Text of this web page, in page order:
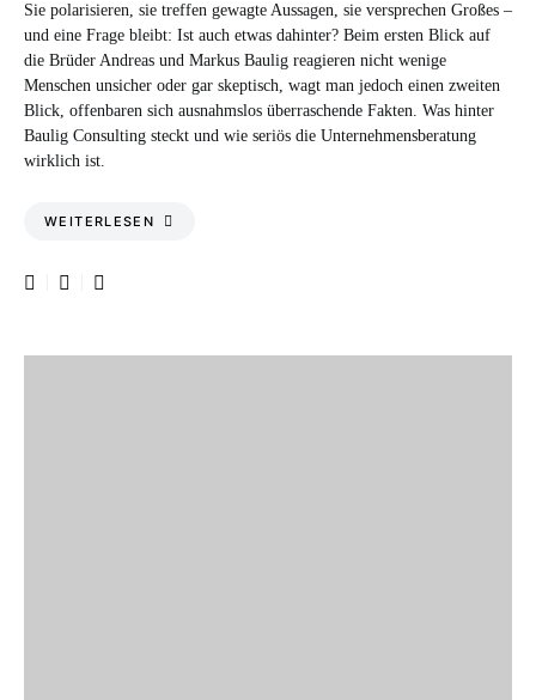
Sie polarisieren, sie treffen gewagte Aussagen, sie versprechen Großes –
und eine Frage bleibt: Ist auch etwas dahinter? Beim ersten Blick auf
die Brüder Andreas und Markus Baulig reagieren nicht wenige
Menschen unsicher oder gar skeptisch, wagt man jedoch einen zweiten
Blick, offenbaren sich ausnahmslos überraschende Fakten. Was hinter
Baulig Consulting steckt und wie seriös die Unternehmensberatung
wirklich ist.
WEITERLESEN